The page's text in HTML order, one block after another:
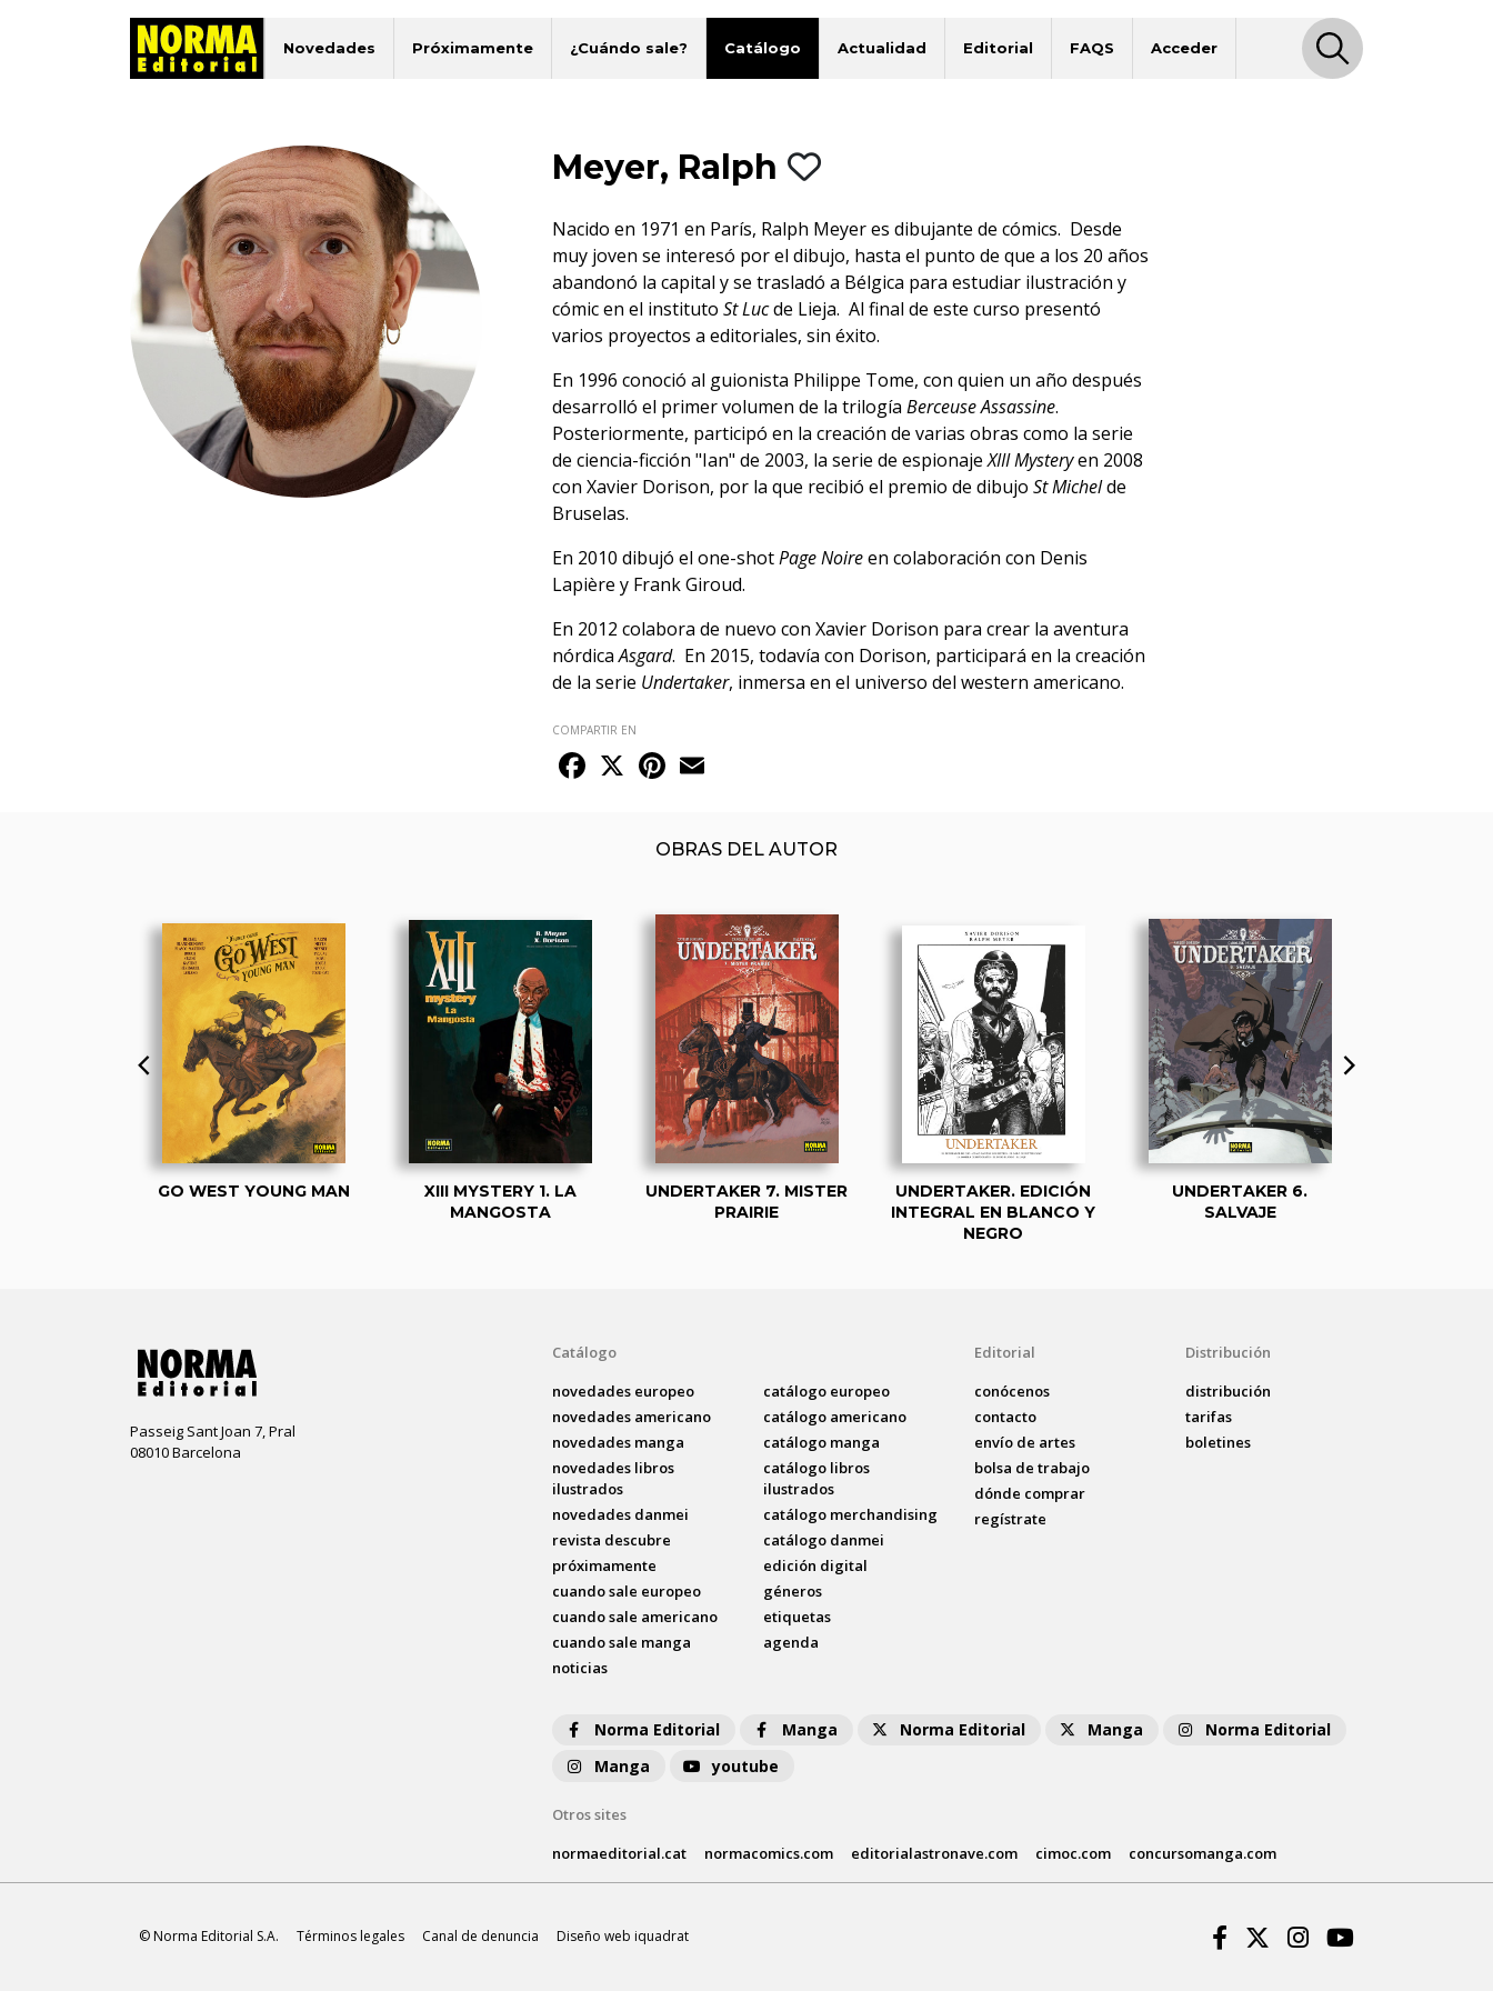
Novedades Próximamente ¿Cuándo sale? Catálogo Actualidad Editorial FAQS Acceder
Meyer, Ralph
Nacido en 1971 en París, Ralph Meyer es dibujante de cómics. Desde
muy joven se interesó por el dibujo, hasta el punto de que a los 20 años
abandonó la capital y se trasladó a Bélgica para estudiar ilustración y
cómic en el instituto St Lucde Lieja. Al final de este curso presentó
varios proyectos a editoriales, sin éxito.
En 1996 conoció al guionista Philippe Tome, con quien un año después
desarrolló el primer volumen de la trilogía Berceuse Assassine.
Posteriormente, participó en la creación de varias obras como la serie
de ciencia-ficción "Ian" de 2003, la serie de espionajeXIII Mysteryen 2008
con Xavier Dorison, por la que recibió el premio de dibujo St Michelde
Bruselas.
En 2010 dibujó el one-shotPage Noireen colaboración con Denis
Lapière y Frank Giroud.
En 2012 colabora de nuevo con Xavier Dorison para crear la aventura
nórdicaAsgard. En 2015, todavía con Dorison, participará en la creación
de la serie Undertaker, inmersa en el universo del western americano.
COMPARTIR EN
Facebook
X Pinterest
OBRAS DEL AUTOR
GO WEST YOUNG MAN
XIII MYSTERY 1. LA
MANGOSTA
UNDERTAKER 7. MISTER
PRAIRIE
UNDERTAKER. EDICIÓN
INTEGRAL EN BLANCO Y
NEGRO
UNDERTAKER 6.
SALVAJE
Passeig Sant Joan 7, Pral
08010 Barcelona
Catálogo
novedades europeo
novedades americano
novedades manga
novedades libros
ilustrados
novedades danmei
revista descubre
próximamente
cuando sale europeo
cuando sale americano
cuando sale manga
noticias
catálogo europeo
catálogo americano
catálogo manga
catálogo libros
ilustrados
catálogo merchandising
catálogo danmei
edición digital
géneros
etiquetas
agenda
Editorial
conócenos
contacto
envío de artes
bolsa de trabajo
dónde comprar
regístrate
Distribución
distribución
tarifas
boletines
Norma Editorial Manga Norma Editorial Manga
Norma Editorial
Manga
youtube
Otros sites
normaeditorial.cat
normacomics.com editorialastronave.com cimoc.com concursomanga.com
© Norma Editorial S.A. Términos legales Canal de denuncia Diseño web iquadrat Facebook
Twitter
Instagram
Youtube